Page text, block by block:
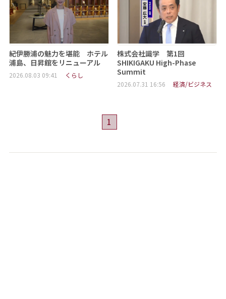
紀伊勝浦の魅力を堪能 ホテル
浦島、日昇館をリニューアル
2026.08.03 09:41 くらし
株式会社識学 第1回
SHIKIGAKU High-Phase
Summit
2026.07.31 16:56 経済/ビジネス
1